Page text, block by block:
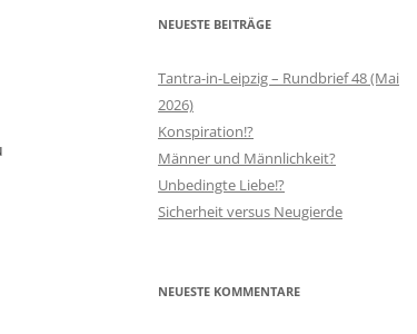
TANTRAMASSAGE VON HELFRIED
TANTRISCHE SEXUALTHERAPIE
TANTRAMASSAGE FÜR PAARE
SERVICE
IMPRESSUM
AGB
SITEMAP
NEUESTE BEITRÄGE
Tantra-in-Leipzig – Rundbrief 48 (Mai
2026)
Konspiration!?
Männer und Männlichkeit?
Unbedingte Liebe!?
Sicherheit versus Neugierde
NEUESTE KOMMENTARE